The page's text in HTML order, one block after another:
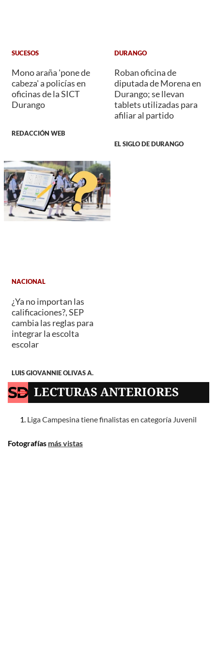
SUCESOS
Mono araña 'pone de
cabeza' a policías en
oficinas de la SICT
Durango
REDACCIÓN WEB
DURANGO
Roban oficina de
diputada de Morena en
Durango; se llevan
tablets utilizadas para
afiliar al partido
EL SIGLO DE DURANGO
NACIONAL
¿Ya no importan las
calificaciones?, SEP
cambia las reglas para
integrar la escolta
escolar
LUIS GIOVANNIE OLIVAS A.
LECTURAS ANTERIORES
Liga Campesina tiene finalistas en categoría Juvenil
Fotografías más vistas